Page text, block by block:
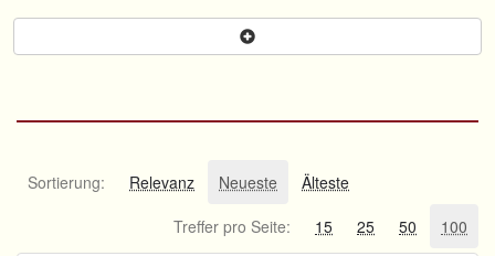
Sortierung: Relevanz Neueste
Älteste
Treffer pro Seite:
15 25 50 100